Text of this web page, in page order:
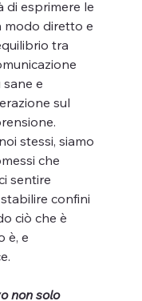
di esprimere le
modo diretto e
tra
e
sul
stessi, siamo
che
sentire
confini
ciò che è
è, e
non solo